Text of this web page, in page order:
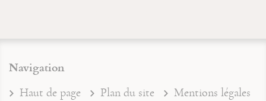
Navigation
Haut de page Plan du site
Mentions légales